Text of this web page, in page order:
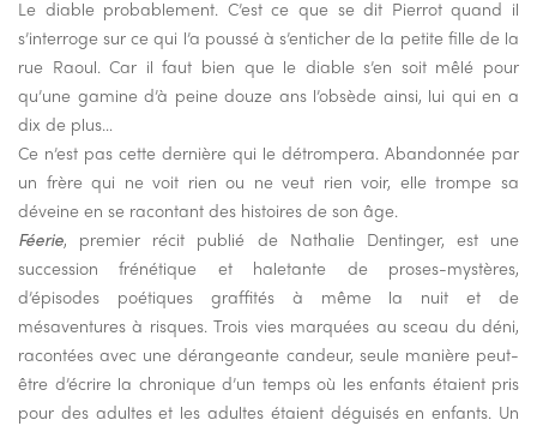
Le diable probablement. C’est ce que se dit Pierrot quand il
s’interroge sur ce qui l’a poussé à s’enticher de la petite fille de la
rue Raoul. Car il faut bien que le diable s’en soit mêlé pour
qu’une gamine d’à peine douze ans l’obsède ainsi, lui qui en a
dix de plus…
Ce n’est pas cette dernière qui le détrompera. Abandonnée par
un frère qui ne voit rien ou ne veut rien voir, elle trompe sa
déveine en se racontant des histoires de son âge.
Féerie, premier récit publié de Nathalie Dentinger, est une
succession frénétique et haletante de proses-mystères,
d’épisodes poétiques graffités à même la nuit et de
mésaventures à risques. Trois vies marquées au sceau du déni,
racontées avec une dérangeante candeur, seule manière peut-
être d’écrire la chronique d’un temps où les enfants étaient pris
pour des adultes et les adultes étaient déguisés en enfants. Un